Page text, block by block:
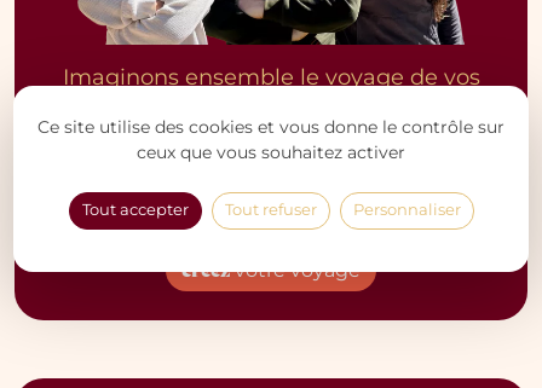
Imaginons ensemble le voyage de vos
Mely, Jean-Marie, Yordana et toute l’équipe sont à
votre écoute pour préparer avec vous le voyage le
plus adapté à vos envies, votre rythme et votre
budget.
créezvotre voyage
Ce site utilise des cookies et vous donne le contrôle sur
ceux que vous souhaitez activer
Tout accepter Tout refuser Personnaliser